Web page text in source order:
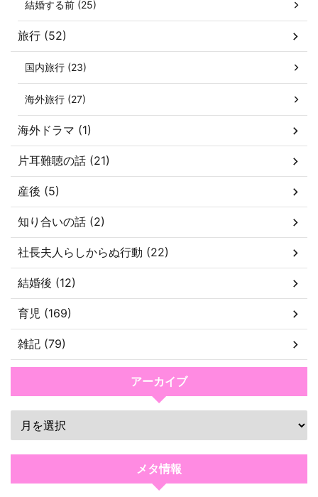
結婚する前 (25)
旅行 (52)
国内旅行 (23)
海外旅行 (27)
海外ドラマ (1)
片耳難聴の話 (21)
産後 (5)
知り合いの話 (2)
社長夫人らしからぬ行動 (22)
結婚後 (12)
育児 (169)
雑記 (79)
アーカイブ
メタ情報